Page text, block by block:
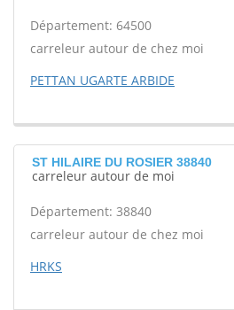
Département: 64500
carreleur autour de chez moi
PETTAN UGARTE ARBIDE
ST HILAIRE DU ROSIER 38840
carreleur autour de moi
Département: 38840
carreleur autour de chez moi
HRKS